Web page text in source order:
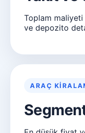
Toplam
ve depozito
ARAÇ